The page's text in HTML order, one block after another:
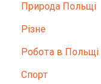
Природа Польщі
Різне
Робота в Польщі
Спорт